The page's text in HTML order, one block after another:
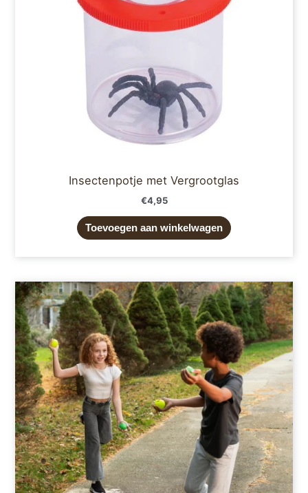
Insectenpotje met Vergrootglas
€4,95
Toevoegen aan winkelwagen